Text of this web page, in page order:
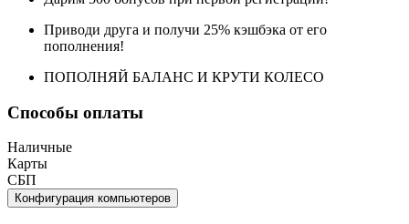
Приводи друга и получи 25% кэшбэка от его
пополнения!
ПОПОЛНЯЙ БАЛАНС И КРУТИ КОЛЕСО
Способы оплаты
Наличные
Карты
СБП
Конфигурация компьютеров